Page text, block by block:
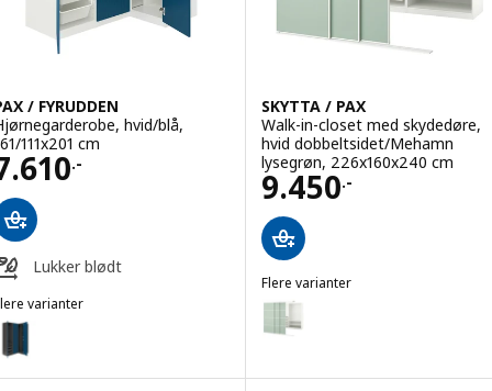
/ FYRUDDEN
hvid/blå,
111x201 cm
.-
7610.-
Lukker blødt
varianter
/ FYRUDDENPAX / FYRUDDEN, Hjørnegarderobe, mørkegrå/blå, 161/
SKYTTA / PAX
Walk-in-closet med skydedøre,
hvid dobbeltsidet/Mehamn
lysegrøn, 226x160x240 cm
9.450.-
Pris 9450.-
Flere varianter
SKYTTA / PAX
Mulighed: SKYTTA / PAX,